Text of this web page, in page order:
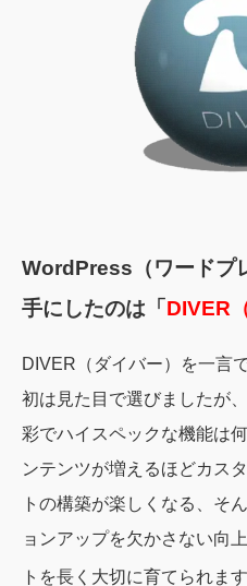
WordPress（ワードプ
手にしたのは「 DIVER
DIVER（ダイバー）を一言
初は見た目で選びましたが
彩でハイスペックな機能は
ンテンツが増えるほどカス
トの構築が楽しくなる、そ
ョンアップを欠かさない向
トを長く大切に育てられます